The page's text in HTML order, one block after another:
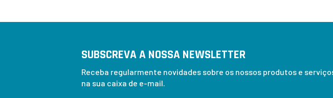
SUBSCREVA A NOSSA NEWSLETTER
Receba regularmente novidades sobre os nossos produtos e
na sua caixa de e-mail.